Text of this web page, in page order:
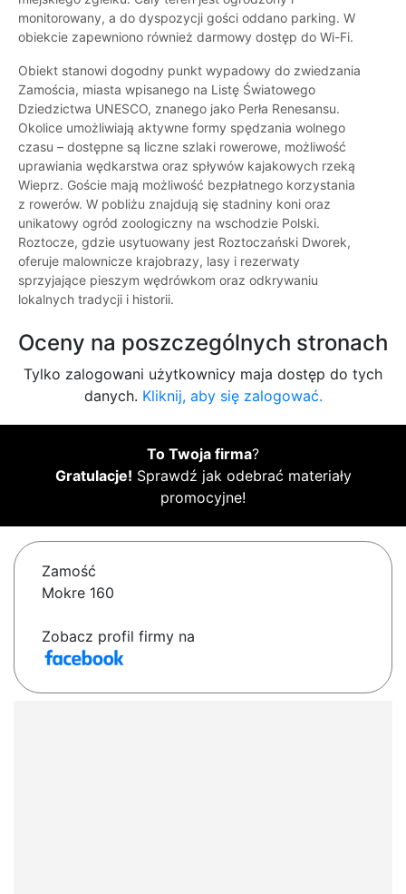
monitorowany, a do dyspozycji gości oddano parking. W
obiekcie zapewniono również darmowy dostęp do Wi-Fi.
Obiekt stanowi dogodny punkt wypadowy do zwiedzania
Zamościa, miasta wpisanego na Listę Światowego
Dziedzictwa UNESCO, znanego jako Perła Renesansu.
Okolice umożliwiają aktywne formy spędzania wolnego
czasu – dostępne są liczne szlaki rowerowe, możliwość
uprawiania wędkarstwa oraz spływów kajakowych rzeką
Wieprz. Goście mają możliwość bezpłatnego korzystania
z rowerów. W pobliżu znajdują się stadniny koni oraz
unikatowy ogród zoologiczny na wschodzie Polski.
Roztocze, gdzie usytuowany jest Roztoczański Dworek,
oferuje malownicze krajobrazy, lasy i rezerwaty
sprzyjające pieszym wędrówkom oraz odkrywaniu
lokalnych tradycji i historii.
Oceny na poszczególnych stronach
Tylko zalogowani użytkownicy maja dostęp do tych
danych. Kliknij, aby się zalogować.
To Twoja firma?
Gratulacje! Sprawdź jak odebrać materiały
promocyjne!
Zamość
Mokre 160
Zobacz profil firmy na